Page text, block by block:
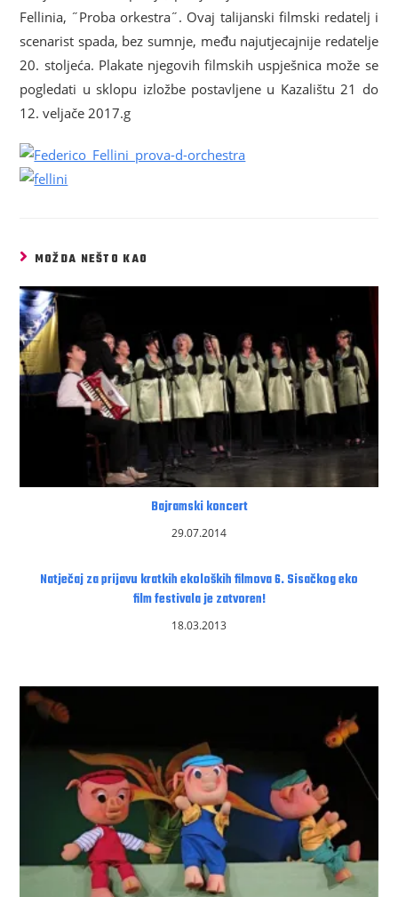
Fellinia, ˝Proba orkestra˝. Ovaj talijanski filmski redatelj i
scenarist spada, bez sumnje, među najutjecajnije redatelje
20. stoljeća. Plakate njegovih filmskih uspješnica može se
pogledati u sklopu izložbe postavljene u Kazalištu 21 do
12. veljače 2017.g
MOŽDA NEŠTO KAO
Bajramski koncert
29.07.2014
Natječaj za prijavu kratkih ekoloških filmova 6. Sisačkog eko
film festivala je zatvoren!
18.03.2013